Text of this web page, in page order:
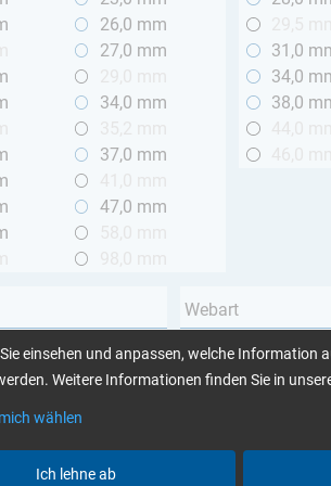
26,0 mm
27,0 mm
34,0 mm
37,0 mm
47,0 mm
31,0
34,0
38,0
Webart
einsehen und anpassen, welche Information
Weitere Informationen finden Sie in
wählen
Ich lehne ab